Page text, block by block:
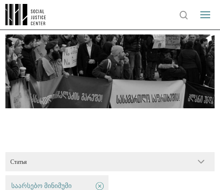
Статья
საარსებო მინიმუმი